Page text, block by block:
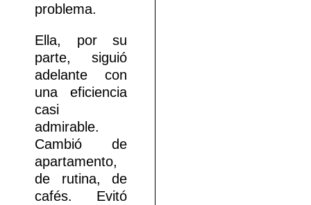
problema.
Ella, por su
parte, siguió
adelante con
una eficiencia
casi
admirable.
Cambió de
apartamento,
de rutina, de
cafés. Evitó